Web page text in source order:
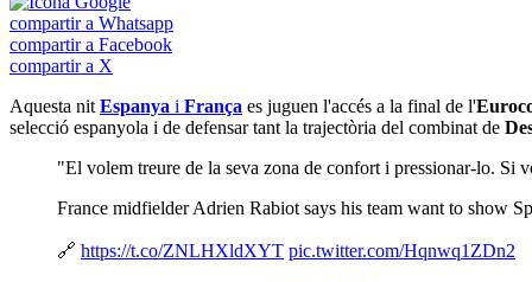
compartir a Whatsapp
compartir a Facebook
compartir a X
Aquesta nit Espanya i França es juguen l'accés a la final de l'
selecció espanyola i de defensar tant la trajectòria del combinat de
"El volem treure de la seva zona de confort i pressionar-lo. Si
France midfielder Adrien Rabiot says his team want to show
🔗 https://t.co/ZNLHXldXYT pic.twitter.com/Hqnwq1ZDn2